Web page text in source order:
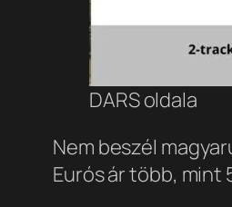
DARS oldala
Nem beszél
Eurós ár több, mint